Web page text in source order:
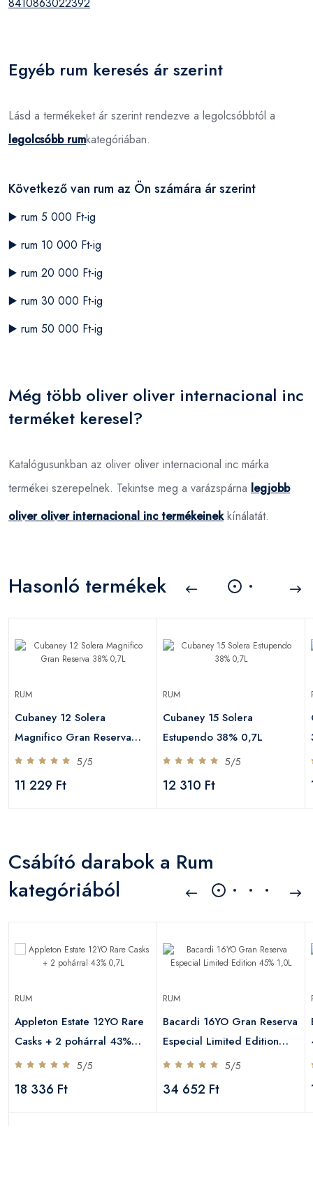
Egyéb rum keresés ár szerint
Lásd a termékeket ár szerint rendezve a legolcsóbbtól a
legolcsóbb rumkategóriában.
Következő van rum az Ön számára ár szerint
▶️ rum 5 000 Ft-ig
▶️ rum 10 000 Ft-ig
▶️ rum 20 000 Ft-ig
▶️ rum 30 000 Ft-ig
▶️ rum 50 000 Ft-ig
Még több oliver oliver internacional inc
terméket keresel?
Katalógusunkban az oliver oliver internacional inc márka
termékei szerepelnek. Tekintse meg a varázspárna legjobb
oliver oliver internacional inc termékeinekkínálatát.
Hasonló termékek
RUM
Cubaney 12 Solera
Magnifico Gran Reserva
38% 0,7L
5/5
11 229 Ft
RUM
Cubaney 15 Solera
Estupendo 38% 0,7L
5/5
12 310 Ft
Csábító darabok a Rum
kategóriából
RUM
Appleton Estate 12YO Rare
Casks + 2 pohárral 43%
0,7L
5/5
18 336 Ft
RUM
Bacardi 16YO Gran Reserva
Especial Limited Edition
45% 1,0L
5/5
34 652 Ft